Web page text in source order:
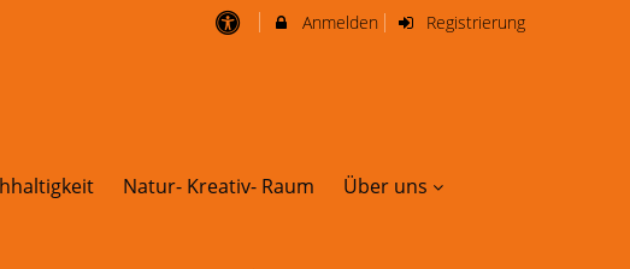
Anmelden Registrierung
Natur- Kreativ- Raum Über uns